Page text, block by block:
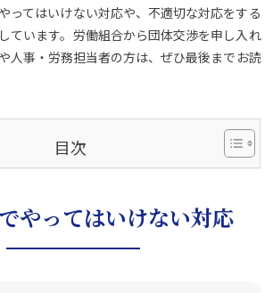
ってはいけない対応や、不適切な対応をする
ています。労働組合から団体交渉を申し入れ
人事・労務担当者の方は、ぜひ最後までお読
目次
やってはいけない対応